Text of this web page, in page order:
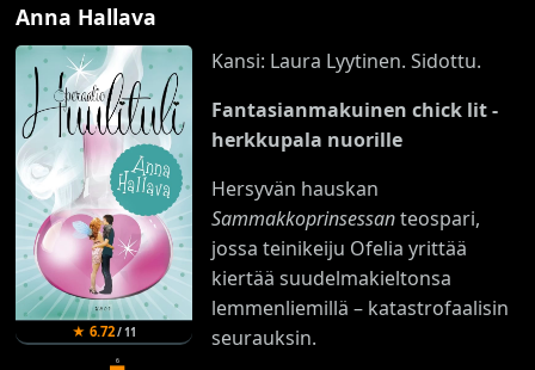
Anna Hallava
★6.72/11
6
Kansi: Laura Lyytinen. Sidottu.
Fantasianmakuinen chick lit -
herkkupala nuorille
Hersyvän hauskan
Sammakkoprinsessanteospari,
jossa teinikeiju Ofelia yrittää
kiertää suudelmakieltonsa
lemmenliemillä – katastrofaalisin
seurauksin.